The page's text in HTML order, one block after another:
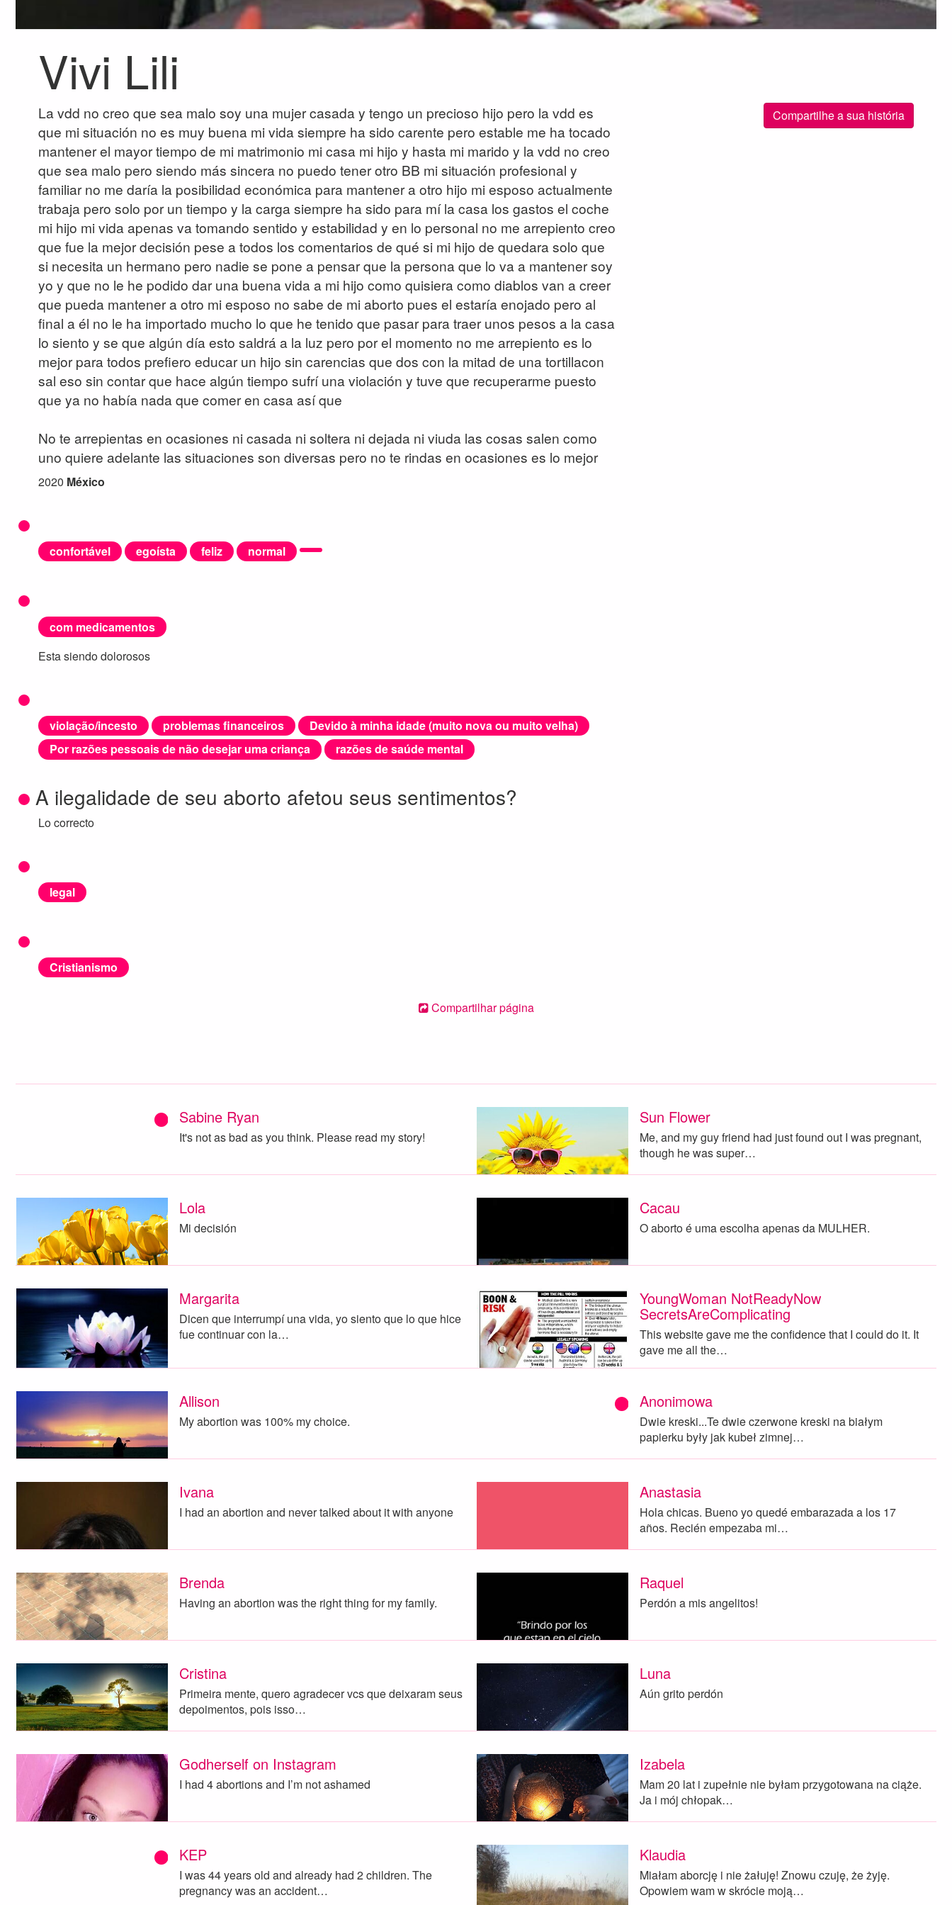
Vivi Lili
Compartilhe a sua história
La vdd no creo que sea malo soy una mujer casada y tengo un precioso hijo pero la vdd es
que mi situación no es muy buena mi vida siempre ha sido carente pero estable me ha tocado
mantener el mayor tiempo de mi matrimonio mi casa mi hijo y hasta mi marido y la vdd no creo
que sea malo pero siendo más sincera no puedo tener otro BB mi situación profesional y
familiar no me daría la posibilidad económica para mantener a otro hijo mi esposo actualmente
trabaja pero solo por un tiempo y la carga siempre ha sido para mí la casa los gastos el coche
mi hijo mi vida apenas va tomando sentido y estabilidad y en lo personal no me arrepiento creo
que fue la mejor decisión pese a todos los comentarios de qué si mi hijo de quedara solo que
si necesita un hermano pero nadie se pone a pensar que la persona que lo va a mantener soy
yo y que no le he podido dar una buena vida a mi hijo como quisiera como diablos van a creer
que pueda mantener a otro mi esposo no sabe de mi aborto pues el estaría enojado pero al
final a él no le ha importado mucho lo que he tenido que pasar para traer unos pesos a la casa
lo siento y se que algún día esto saldrá a la luz pero por el momento no me arrepiento es lo
mejor para todos prefiero educar un hijo sin carencias que dos con la mitad de una tortillacon
sal eso sin contar que hace algún tiempo sufrí una violación y tuve que recuperarme puesto
que ya no había nada que comer en casa así que
No te arrepientas en ocasiones ni casada ni soltera ni dejada ni viuda las cosas salen como
uno quiere adelante las situaciones son diversas pero no te rindas en ocasiones es lo mejor
2020 México
confortável egoísta feliz normal
com medicamentos
Esta siendo dolorosos
violação/incesto problemas financeiros
Devido à minha idade (muito nova ou muito velha)
Por razões pessoais de não desejar uma criança
razões de saúde mental
A ilegalidade de seu aborto afetou seus sentimentos?
Lo correcto
legal
Cristianismo
Compartilhar página
Sabine Ryan
It's not as bad as you think. Please read my story!
Sun Flower
Me, and my guy friend had just found out I was pregnant,
though he was super…
Lola
Mi decisión
Cacau
O aborto é uma escolha apenas da MULHER.
Margarita
Dicen que interrumpí una vida, yo siento que lo que hice
fue continuar con la…
YoungWoman NotReadyNow
SecretsAreComplicating
This website gave me the confidence that I could do it. It
gave me all the…
Allison
My abortion was 100% my choice.
Anonimowa
Dwie kreski...Te dwie czerwone kreski na białym
papierku były jak kubeł zimnej…
Ivana
I had an abortion and never talked about it with anyone
Anastasia
Hola chicas. Bueno yo quedé embarazada a los 17
años. Recién empezaba mi…
Brenda
Having an abortion was the right thing for my family.
Raquel
Perdón a mis angelitos!
Cristina
Primeira mente, quero agradecer vcs que deixaram seus
depoimentos, pois isso…
Luna
Aún grito perdón
Godherself on Instagram
I had 4 abortions and I’m not ashamed
Izabela
Mam 20 lat i zupełnie nie byłam przygotowana na ciąże.
Ja i mój chłopak…
KEP
I was 44 years old and already had 2 children. The
pregnancy was an accident…
Klaudia
Miałam aborcję i nie żałuję! Znowu czuję, że żyję.
Opowiem wam w skrócie moją…